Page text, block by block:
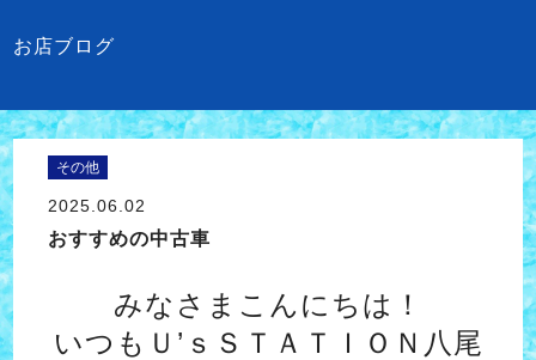
お店ブログ
その他
2025.06.02
おすすめの中古車
みなさまこんにちは！
いつもＵ’ｓＳＴＡＴＩＯＮ八尾